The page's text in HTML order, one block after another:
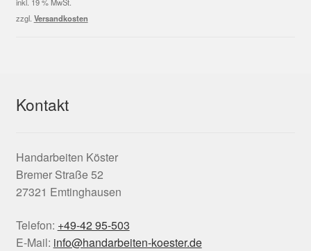
5,95 €2,00 €.
zzgl. Versandkosten
Kontakt
Handarbeiten Köster
Bremer Straße 52
27321 Emtinghausen
Telefon: +49-42 95-503
E-Mail: info@handarbeiten-koester.de